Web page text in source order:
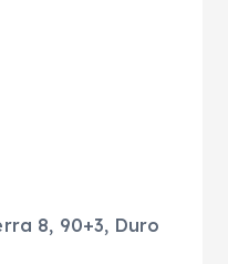
8, 90+3, Duro